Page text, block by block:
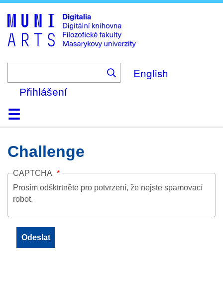
to
main
content
English
Přihlášení
DomůKolekce
Prohlížení
Vyhledávání
O platformě
Nápověda
KontaktDigitalia
Challenge
CAPTCHA
Prosím odšktrtněte pro potvrzení, že nejste spamovací
robot.